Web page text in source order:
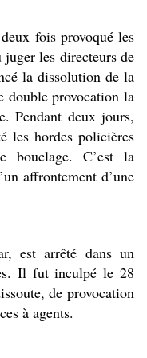
fois provoqué les
juger les directeurs de
la dissolution de la
double provocation la
Pendant deux jours,
les hordes policières
C’est la
affrontement d’une
est arrêté dans un
Il fut inculpé le 28
de provocation
à agents.